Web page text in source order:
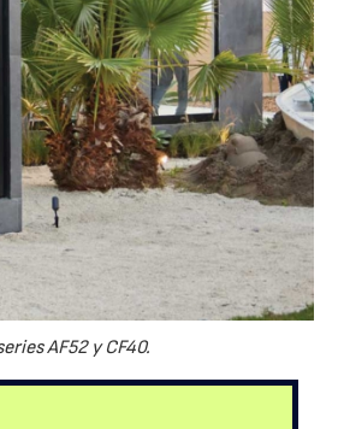
AF52 y CF40.